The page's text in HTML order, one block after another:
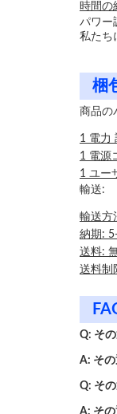
時間の
パワー
私たち
梱
商品の
1 電力
1 電源
1 ユー
輸送:
輸送方
納期:
送料:
送料制
Q: その
A: その
Q: その
A: その